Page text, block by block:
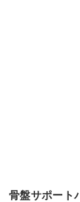
骨盤サポート